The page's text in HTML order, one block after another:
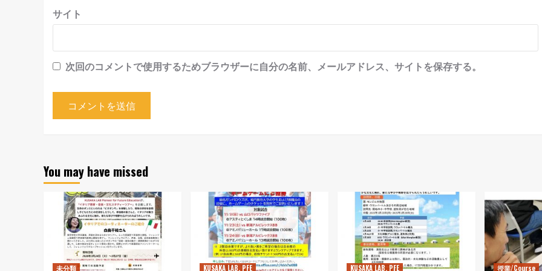
サイト
次回のコメントで使用するためブラウザーに自分の名前、メールアドレス、サイトを保存する。
You may have missed
未分類 KUSAKA LAB. PFE KUSAKA LAB. PFE 授業/Course